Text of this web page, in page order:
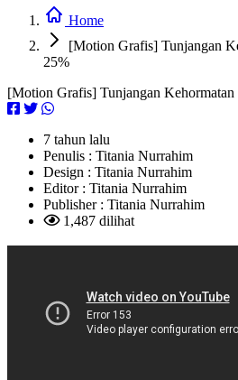
Home
[Motion Grafis] Tunjangan
25%
[Motion Grafis] Tunjangan
7 tahun lalu
Penulis : Titania Nurrahim
Design : Titania Nurrahim
Editor : Titania Nurrahim
Publisher : Titania Nurrahim
1,487 dilihat